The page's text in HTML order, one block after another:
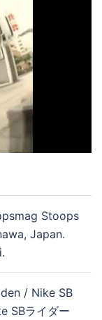
Stoops
Japan.
/ Nike SB
SBライダー